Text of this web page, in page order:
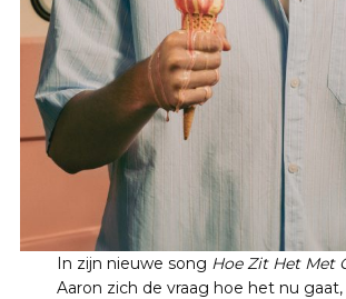
In zijn nieuwe song Hoe Zit Het Met
Aaron zich de vraag hoe het nu gaat,